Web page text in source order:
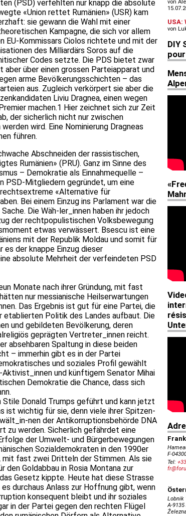
(PSD) verfehlten nur knapp die absolute
«Union rettet Rumänien» (USR) kam
sie gewann die Wahl mit einer
Kampagne, die sich vor allem
EU-Kommissars Ciolos richtete und mit der
des Milliardärs Soros auf die
Codes setzte. Die PDS bietet zwar
über einen grossen Parteiapparat und
arme Bevölkerungsschichten – das
aus. Zugleich verkörpert sie aber die
Liviu Dragnea, einen wegen
machen.1 Hier zeichnet sich zur Zeit
der sicherlich nicht nur zwischen
wird. Eine Nominierung Dragneas
führen.
Abschneiden der rassistischen,
Rumänien» (PRU). Ganz im Sinne des
– Demokratie als Einnahmequelle –
PSD-Mitgliedern gegründet, um eine
«Alternative für
Bei einem Einzug ins Parlament war die
Die Wäh-ler_innen haben ihr jedoch
der rechtpopulistischen Volksbewegung
etwas verwässert. Bsescu ist eine
mit der Republik Moldau und somit für
der knappe Einzug dieser
absolute Mehrheit der verfeindeten PSD
Monate nach ihrer Gründung, mit fast
nur messianische Heilserwartungen
Das Ergebnis ist gut für eine Partei, die
etablierten Politik des Landes aufbaut. Die
und gebildeten Bevölkerung, deren
geprägten Vertreter_innen reicht.
absehbaren Spaltung in diese beiden
– immerhin gibt es in der Partei
und soziales Profil gewählt
und künftigem Senator Mihai
Demokratie die Chance, dass sich
Donald Trumps geführt und kann jetzt
ist wichtig für sie, denn viele ihrer Spitzen-
nen der Antikorruptionsbehörde DNA
zu werden. Sicherlich gefährdet eine
der Umwelt- und Bürgerbewegungen
Sozialdemokraten in den 1990er
mit fast zwei Dritteln der Stimmen. Als sie
Goldabbau in Rosia Montana zur
Gesetz kippte. Heute hat diese Strasse
durchaus Anlass zur Hoffnung gibt, wenn
konsequent bleibt und ihr soziales
in der Partei gegen den rechten Flügel